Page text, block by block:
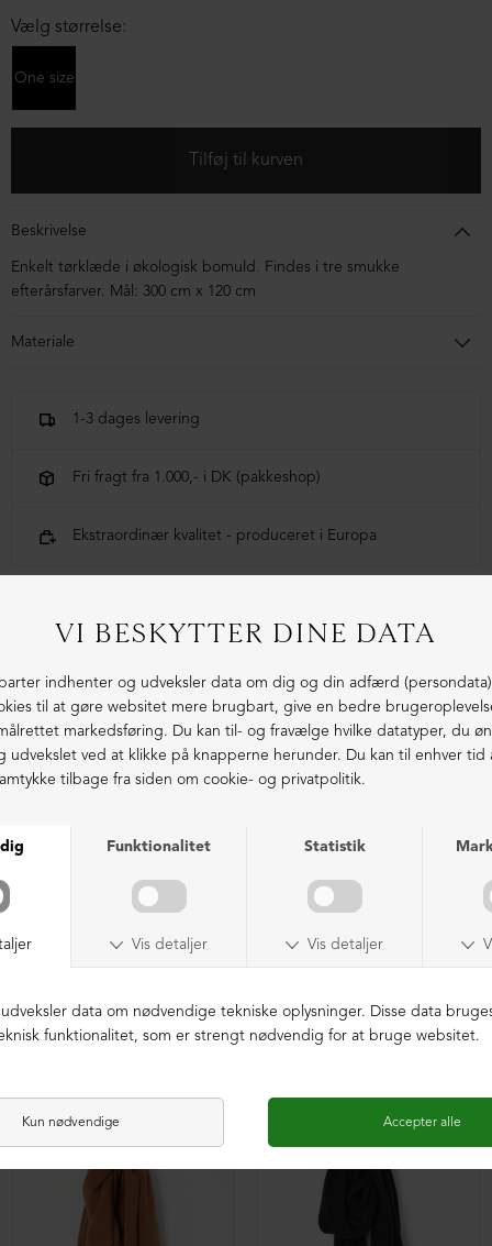
Vælg størrelse:
One size
Beskrivelse
Enkelt tørklæde i økologisk bomuld. Findes i tre smukke
efterårsfarver. Mål: 300 cm x 120 cm
Materiale
1-3 dages levering
Fri fragt fra 1.000,- i DK (pakkeshop)
Ekstraordinær kvalitet - produceret i Europa
LIGNENDE PRODUKTER
NEDSAT
Halstørklæde i lammeskind
DKK 999,00
NEDSAT
Strikket halstørklæde i merinould
DKK 1.199,00